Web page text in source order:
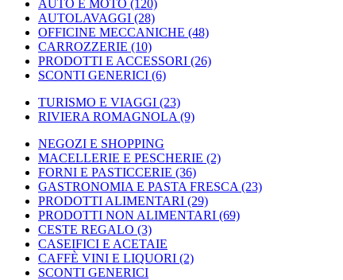
AUTO E MOTO (120)
AUTOLAVAGGI (28)
OFFICINE MECCANICHE (48)
CARROZZERIE (10)
PRODOTTI E ACCESSORI (26)
SCONTI GENERICI (6)
TURISMO E VIAGGI (23)
RIVIERA ROMAGNOLA (9)
NEGOZI E SHOPPING
MACELLERIE E PESCHERIE (2)
FORNI E PASTICCERIE (36)
GASTRONOMIA E PASTA FRESCA (23)
PRODOTTI ALIMENTARI (29)
PRODOTTI NON ALIMENTARI (69)
CESTE REGALO (3)
CASEIFICI E ACETAIE
CAFFÈ VINI E LIQUORI (2)
SCONTI GENERICI